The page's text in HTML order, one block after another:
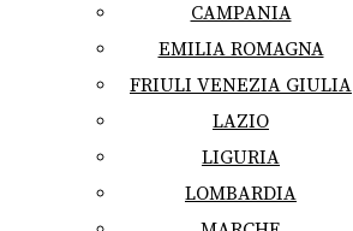
CAMPANIA
EMILIA ROMAGNA
FRIULI VENEZIA GIULIA
LAZIO
LIGURIA
LOMBARDIA